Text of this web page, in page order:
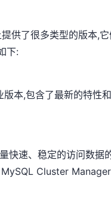
了很多类型的版本,它
下:
本,包含了最新的特性
快速、稳定的访问数据
Cluster Manager